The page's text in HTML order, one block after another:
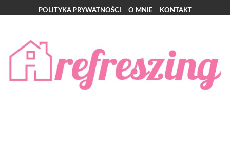
POLITYKA PRYWATNOŚCI O MNIE KONTAKT